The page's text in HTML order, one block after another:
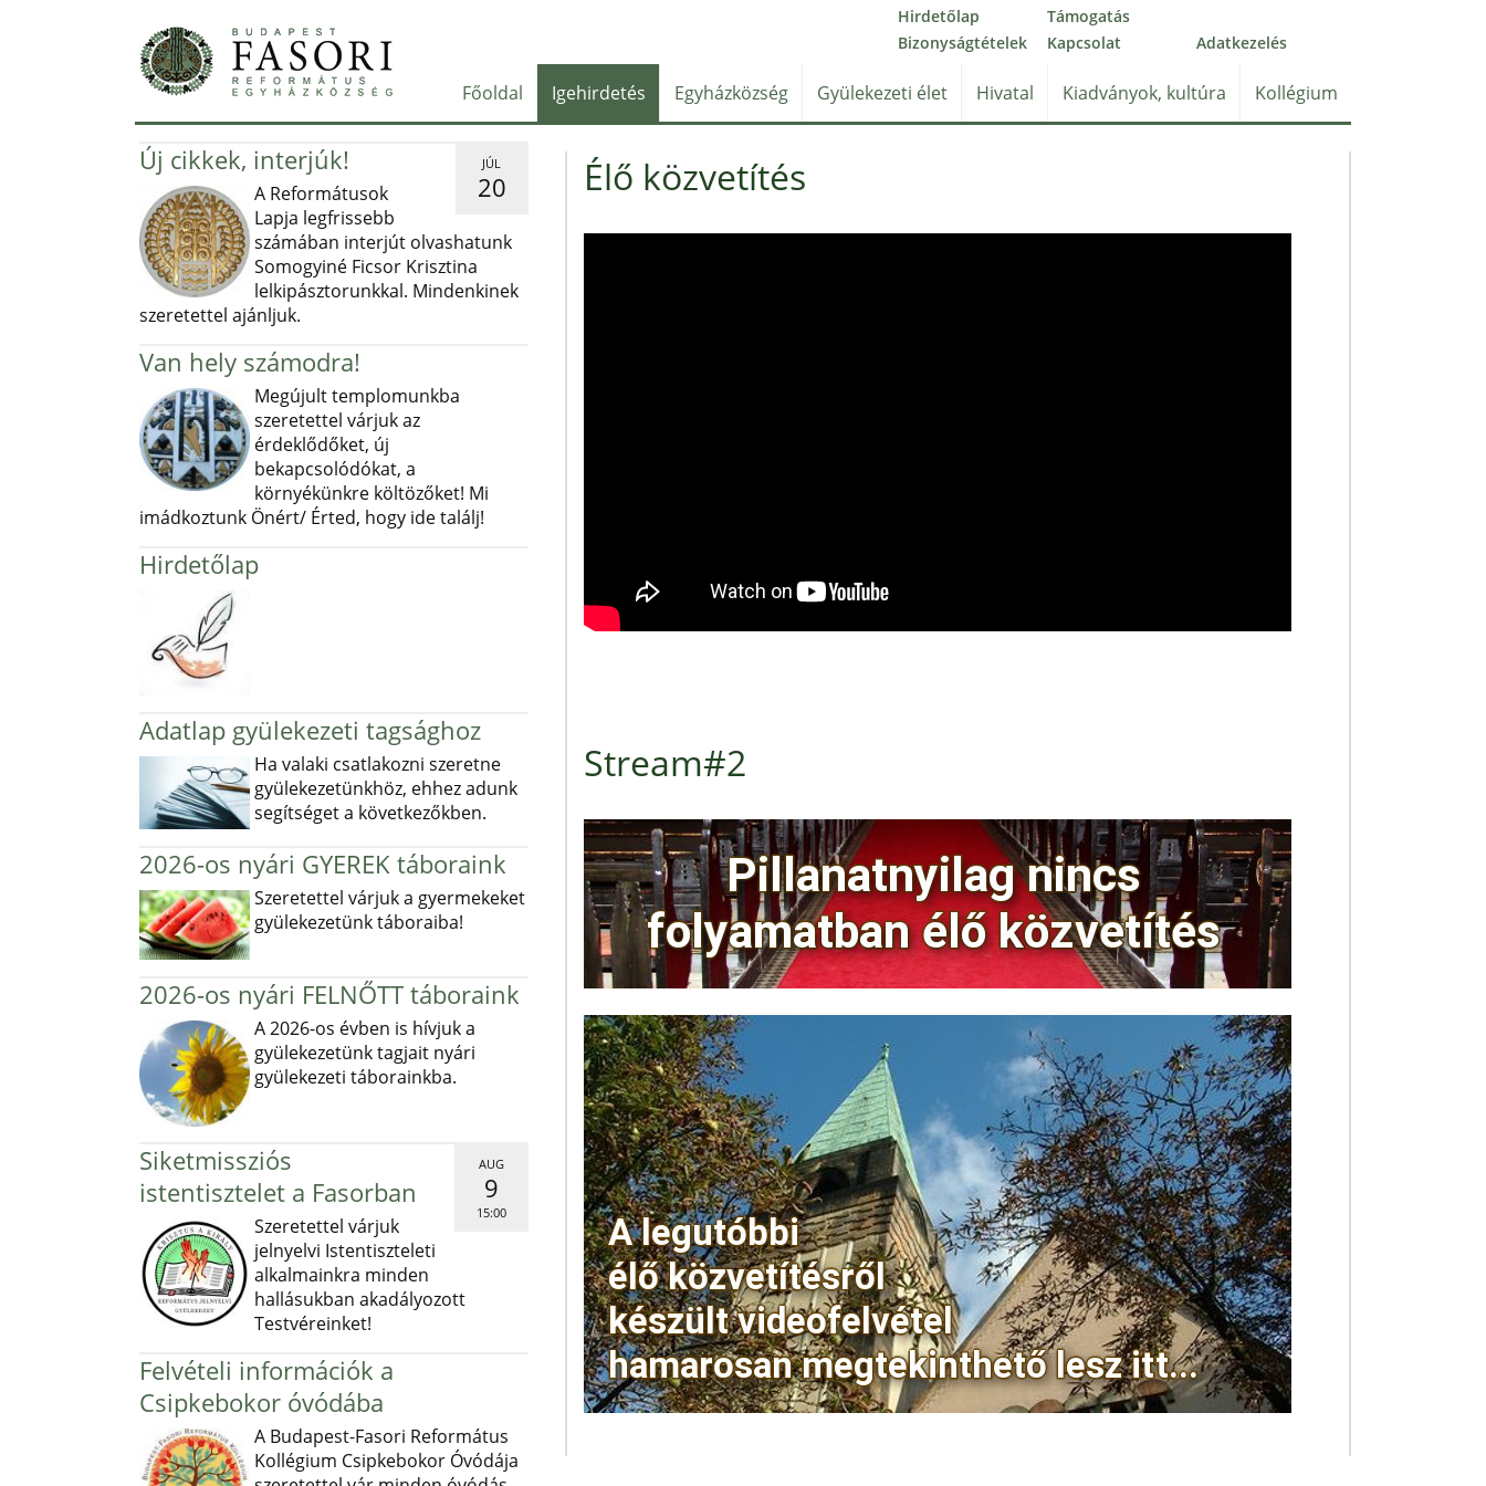
Hirdetőlap
Támogatás
Bizonyságtételek
Kapcsolat Adatkezelés
Főoldal Igehirdetés Egyházközség Gyülekezeti élet Hivatal Kiadványok, kultúra Kollégium
JÚL
20
Új cikkek, interjúk!
A Reformátusok
Lapja legfrissebb
számában interjút olvashatunk
Somogyiné Ficsor Krisztina
lelkipásztorunkkal. Mindenkinek
szeretettel ajánljuk.
Van hely számodra!
Megújult templomunkba
szeretettel várjuk az
érdeklődőket, új
bekapcsolódókat, a
környékünkre költözőket! Mi
imádkoztunk Önért/ Érted, hogy ide találj!
Hirdetőlap
Adatlap gyülekezeti tagsághoz
Ha valaki csatlakozni szeretne
gyülekezetünkhöz, ehhez adunk
segítséget a következőkben.
2026-os nyári GYEREK táboraink
Szeretettel várjuk a gyermekeket
gyülekezetünk táboraiba!
2026-os nyári FELNŐTT táboraink
A 2026-os évben is hívjuk a
gyülekezetünk tagjait nyári
gyülekezeti táborainkba.
AUG
9
15:00
Siketmissziós
istentisztelet a Fasorban
Szeretettel várjuk
jelnyelvi Istentiszteleti
alkalmainkra minden
hallásukban akadályozott
Testvéreinket!
Felvételi információk a
Csipkebokor óvódába
A Budapest-Fasori Református
Kollégium Csipkebokor Óvódája
Élő közvetítés
Stream#2